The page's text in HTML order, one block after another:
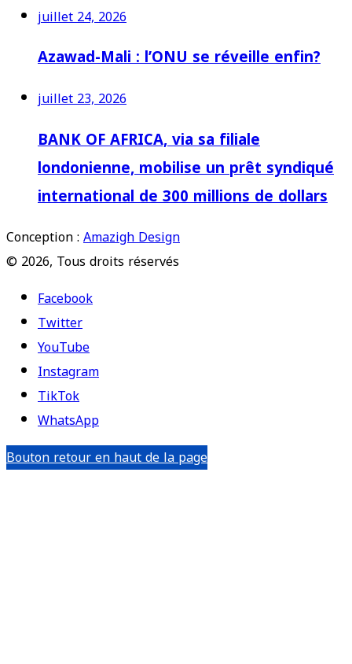
juillet 24, 2026
Azawad-Mali : l’ONU se réveille enfin?
juillet 23, 2026
BANK OF AFRICA, via sa filiale
londonienne, mobilise un prêt syndiqué
international de 300 millions de dollars
Conception :Amazigh Design
© 2026, Tous droits réservés
Facebook
Twitter
YouTube
Instagram
TikTok
WhatsApp
Bouton retour en haut de la page